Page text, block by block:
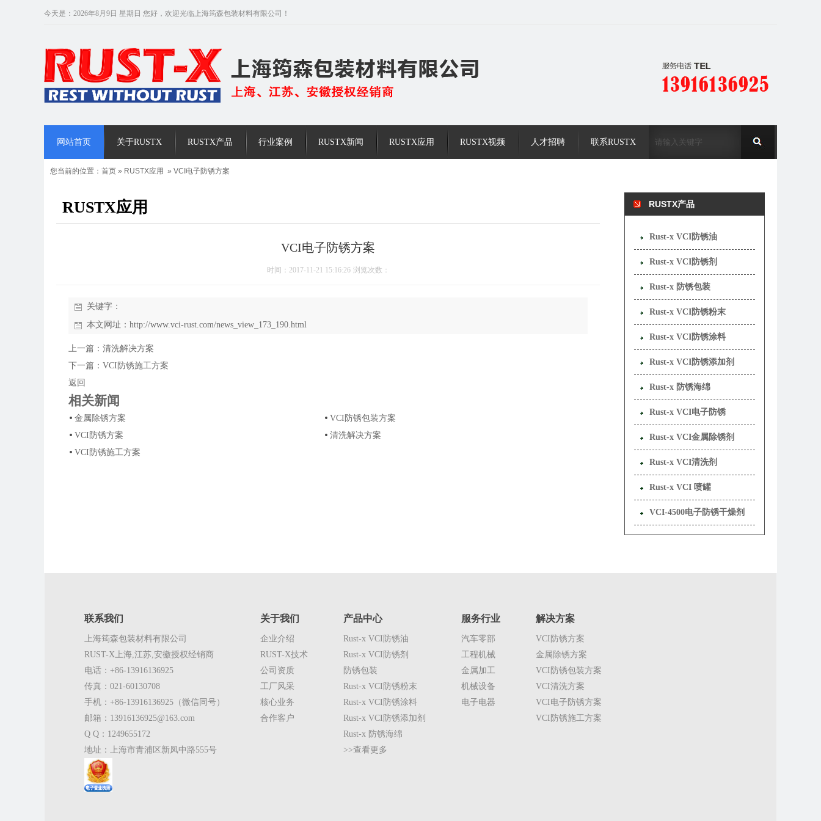
今天是：2026年8月9日 星期日 您好，欢迎光临上海筠森包装材料有限公司！
网站首页 关于RUSTX RUSTX产品 行业案例 RUSTX新闻 RUSTX应用 RUSTX视频 人才招聘 联系RUSTX
您当前的位置： 首页 » RUSTX应用 » VCI电子防锈方案
RUSTX应用
VCI电子防锈方案
时间：2017-11-21 15:16:26 浏览次数：
关键字：
本文网址： http://www.vci-rust.com/news_view_173_190.html
上一篇： 清洗解决方案
下一篇： VCI防锈施工方案
返回
相关新闻
金属除锈方案
VCI防锈包装方案
VCI防锈方案
清洗解决方案
VCI防锈施工方案
RUSTX产品
Rust-x VCI防锈油
Rust-x VCI防锈剂
Rust-x 防锈包装
Rust-x VCI防锈粉末
Rust-x VCI防锈涂料
Rust-x VCI防锈添加剂
Rust-x 防锈海绵
Rust-x VCI电子防锈
Rust-x VCI金属除锈剂
Rust-x VCI清洗剂
Rust-x VCI 喷罐
VCI-4500电子防锈干燥剂
联系我们
上海筠森包装材料有限公司
RUST-X上海,江苏,安徽授权经销商
电话：+86-13916136925
传真：021-60130708
手机：+86-13916136925（微信同号）
邮箱：13916136925@163.com
Q Q：1249655172
地址：上海市青浦区新凤中路555号
关于我们
企业介绍
RUST-X技术
公司资质
工厂风采
核心业务
合作客户
产品中心
Rust-x VCI防锈油
Rust-x VCI防锈剂
防锈包装
Rust-x VCI防锈粉末
Rust-x VCI防锈涂料
Rust-x VCI防锈添加剂
Rust-x 防锈海绵
>>查看更多
服务行业
汽车零部
工程机械
金属加工
机械设备
电子电器
解决方案
VCI防锈方案
金属除锈方案
VCI防锈包装方案
VCI清洗方案
VCI电子防锈方案
VCI防锈施工方案